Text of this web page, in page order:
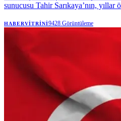
sunucusu Tahir Sarıkaya’nın,
yeniden gündeme geldi.
HABERVITRINI9428 Görüntüleme